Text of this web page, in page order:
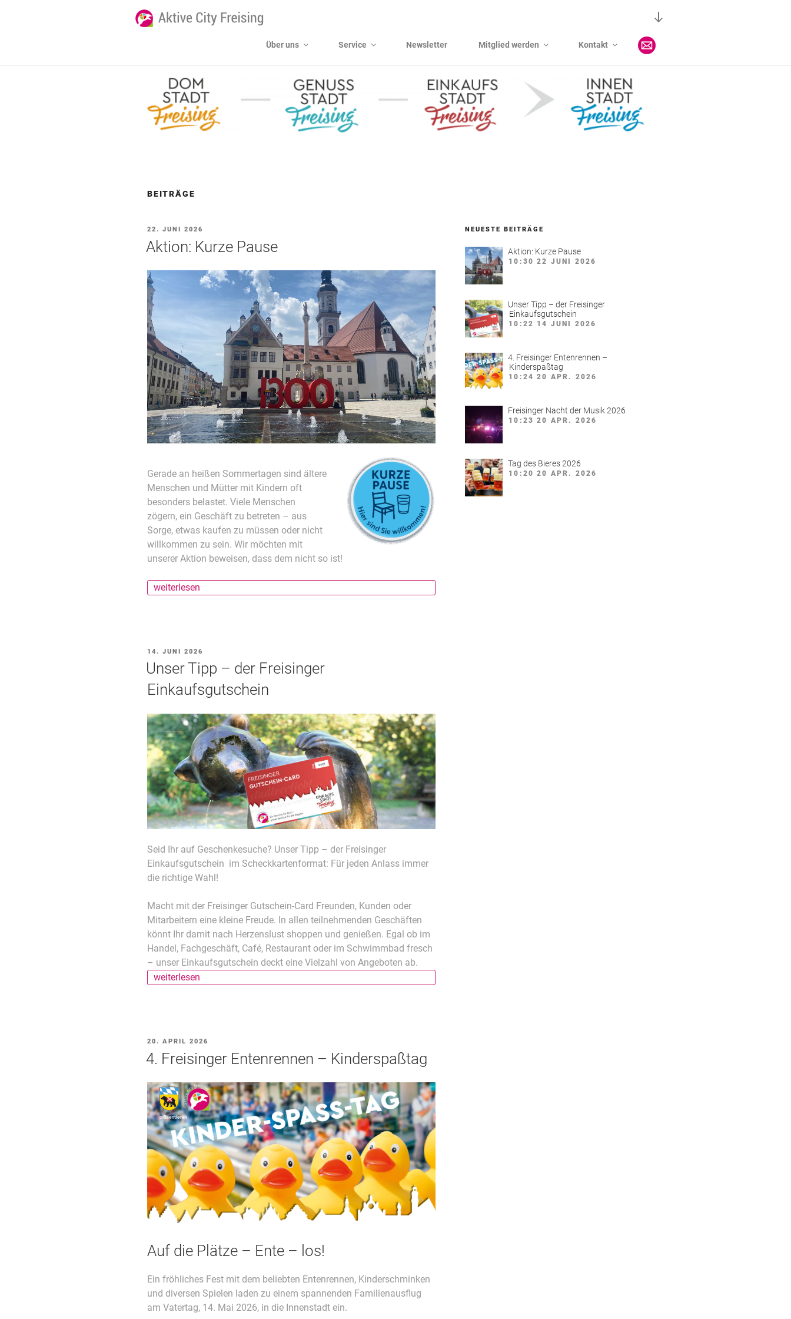
Über uns Service Newsletter Mitglied werden Kontakt
BEITRÄGE
VERÖFFENTLICHT
22. JUNI 2026
Aktion: Kurze Pause
Gerade an heißen Sommertagen sind ältere
Menschen und Mütter mit Kindern oft
besonders belastet. Viele Menschen
zögern, ein Geschäft zu betreten – aus
Sorge, etwas kaufen zu müssen oder nicht
willkommen zu sein. Wir möchten mit
unserer Aktion beweisen, dass dem nicht so ist!
„Aktion:
weiterlesen
VERÖFFENTLICHT
14. JUNI 2026
Unser Tipp – der Freisinger
Einkaufsgutschein
Seid Ihr auf Geschenkesuche? Unser Tipp – der Freisinger
Einkaufsgutschein im Scheckkartenformat: Für jeden Anlass immer
die richtige Wahl!
Macht mit der Freisinger Gutschein-Card Freunden, Kunden oder
Mitarbeitern eine kleine Freude. In allen teilnehmenden Geschäften
könnt Ihr damit nach Herzenslust shoppen und genießen. Egal ob im
Handel, Fachgeschäft, Café, Restaurant oder im Schwimmbad fresch
– unser Einkaufsgutschein deckt eine Vielzahl von Angeboten ab.
„Unser
Einkaufsgutschein“
weiterlesen
VERÖFFENTLICHT
20. APRIL 2026
4. Freisinger Entenrennen – Kinderspaßtag
Auf die Plätze – Ente – los!
Ein fröhliches Fest mit dem beliebten Entenrennen, Kinderschminken
und diversen Spielen laden zu einem spannenden Familienausflug
am Vatertag, 14. Mai 2026, in die Innenstadt ein.
NEUESTE BEITRÄGE
Aktion: Kurze Pause
10:30 22 JUNI 2026
Unser Tipp – der Freisinger
Einkaufsgutschein
10:22 14 JUNI 2026
4. Freisinger Entenrennen –
Kinderspaßtag
10:24 20 APR. 2026
Freisinger Nacht der Musik 2026
10:23 20 APR. 2026
Tag des Bieres 2026
10:20 20 APR. 2026